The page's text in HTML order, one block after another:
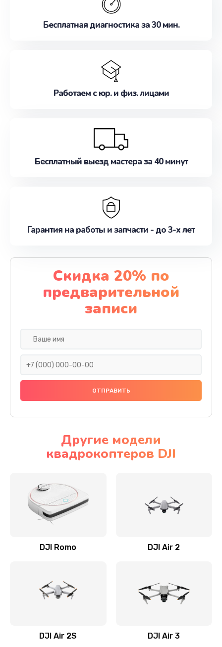
Бесплатная диагностика за 30 мин.
Работаем с юр. и физ. лицами
Бесплатный выезд мастера за 40 минут
Гарантия на работы и запчасти - до 3-х лет
Скидка 20% по
предварительной
записи
Другие модели
квадрокоптеров DJI
DJI Romo DJI Air 2
DJI Air 2S DJI Air 3